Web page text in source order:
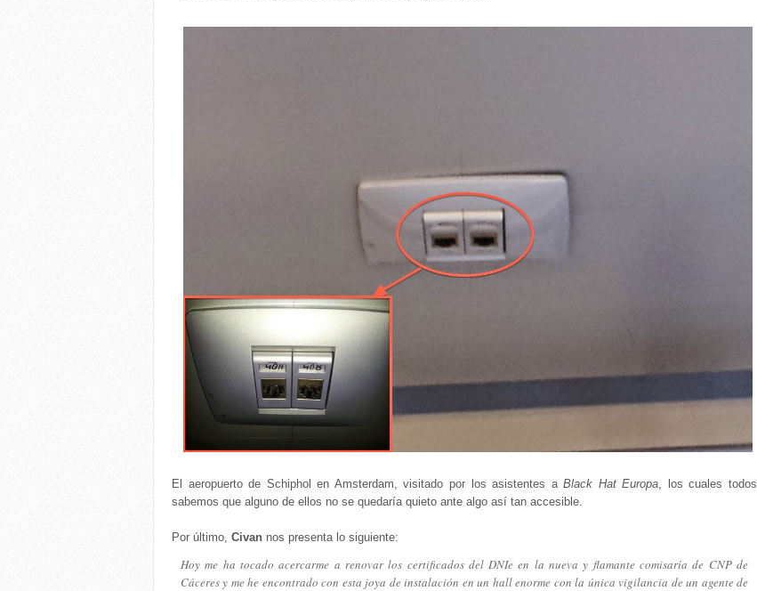
El aeropuerto de Schiphol en Amsterdam, visitado por los asistentes aBlack Hat Europa, los cuales todos
sabemos que alguno de ellos no se quedaría quieto ante algo así tan accesible.
Por último, Civan nos presenta lo siguiente:
Hoy me ha tocado acercarme a renovar los certificados del DNIe en la nueva y flamante comisaría de CNP de
Cáceres y me he encontrado con esta joya de instalación en un hall enorme con la única vigilancia de un agente de